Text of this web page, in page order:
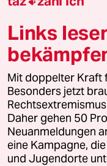
„Der
6
taz
Links
Mit doppelter Kraft
Besonders jetzt
Daher gehen 50
Neuanmeldungen
eine Kampagne,
und Jugendorte